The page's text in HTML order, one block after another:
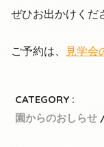
ぜひお出かけくだ
ご予約は、 見学会
CATEGORY :
園からのおしらせ